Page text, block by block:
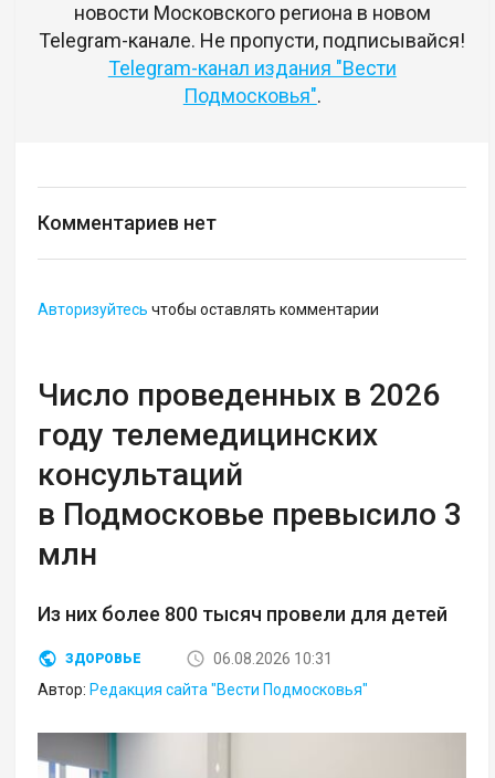
новости Московского региона в новом
Telegram-канале. Не пропусти, подписывайся!
Telegram-канал издания "Вести
Подмосковья".
Комментариев нет
Авторизуйтесь чтобы оставлять комментарии
Число проведенных в 2026
году телемедицинских
консультаций
в Подмосковье превысило 3
млн
Из них более 800 тысяч провели для детей
ЗДОРОВЬЕ
06.08.2026 10:31
Автор: Редакция сайта "Вести Подмосковья"